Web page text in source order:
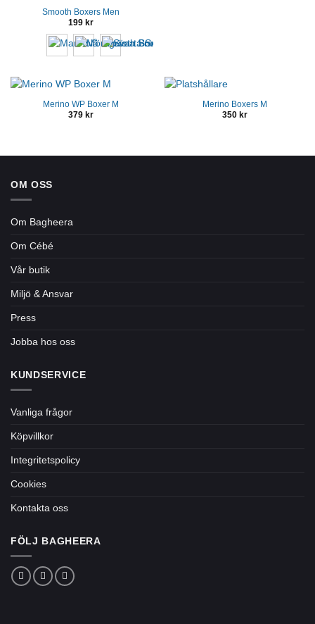
Smooth Boxers Men
199 kr
Merino WP Boxer M
379 kr
Merino Boxers M
350 kr
OM OSS
Om Bagheera
Om Cébé
Vår butik
Miljö & Ansvar
Press
Jobba hos oss
KUNDSERVICE
Vanliga frågor
Köpvillkor
Integritetspolicy
Cookies
Kontakta oss
FÖLJ BAGHEERA